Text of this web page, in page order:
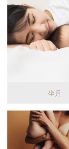
坐月